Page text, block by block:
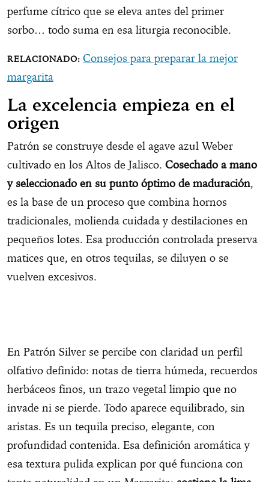
perfume cítrico que se eleva antes del primer
sorbo… todo suma en esa liturgia reconocible.
Consejos para preparar la mejor
margarita
La excelencia empieza en el
origen
Patrón se construye desde el agave azul Weber
cultivado en los Altos de Jalisco. Cosechado a mano
y seleccionado en su punto óptimo de maduración,
es la base de un proceso que combina hornos
tradicionales, molienda cuidada y destilaciones en
pequeños lotes. Esa producción controlada preserva
matices que, en otros tequilas, se diluyen o se
vuelven excesivos.
En Patrón Silver se percibe con claridad un perfil
olfativo definido: notas de tierra húmeda, recuerdos
herbáceos finos, un trazo vegetal limpio que no
invade ni se pierde. Todo aparece equilibrado, sin
aristas. Es un tequila preciso, elegante, con
profundidad contenida. Esa definición aromática y
esa textura pulida explican por qué funciona con